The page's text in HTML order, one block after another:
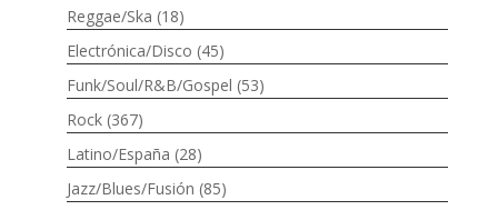
Reggae/Ska (18)
Electrónica/Disco (45)
Funk/Soul/R&B/Gospel (53)
Rock (367)
Latino/España (28)
Jazz/Blues/Fusión (85)